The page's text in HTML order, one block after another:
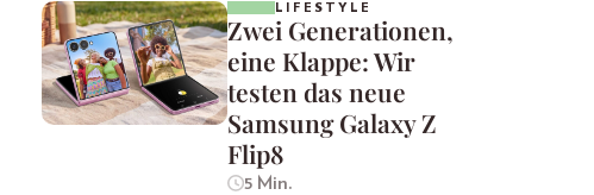
LIFESTYLE
Zwei Generationen,
eine Klappe: Wir
testen das neue
Samsung Galaxy Z
Flip8
5 Min.